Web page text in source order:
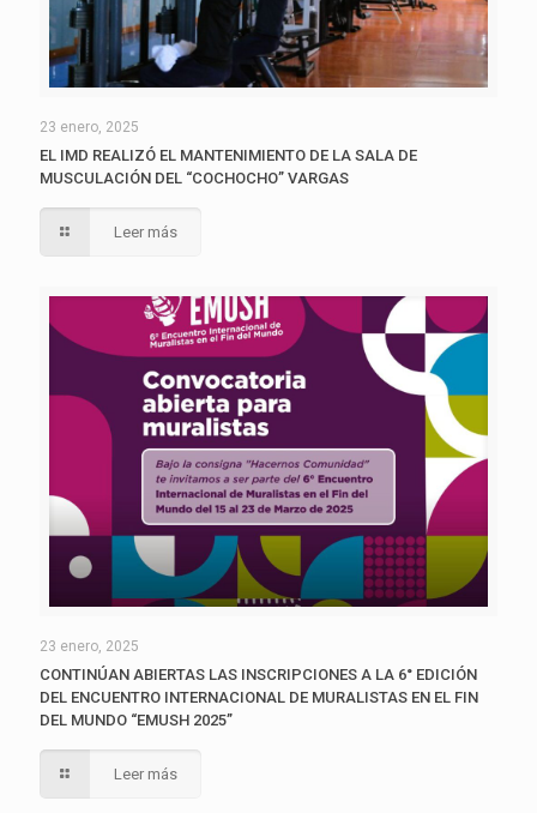
23 enero, 2025
EL IMD REALIZÓ EL MANTENIMIENTO DE LA SALA DE
MUSCULACIÓN DEL “COCHOCHO” VARGAS
Leer más
23 enero, 2025
CONTINÚAN ABIERTAS LAS INSCRIPCIONES A LA 6° EDICIÓN
DEL ENCUENTRO INTERNACIONAL DE MURALISTAS EN EL FIN
DEL MUNDO “EMUSH 2025”
Leer más